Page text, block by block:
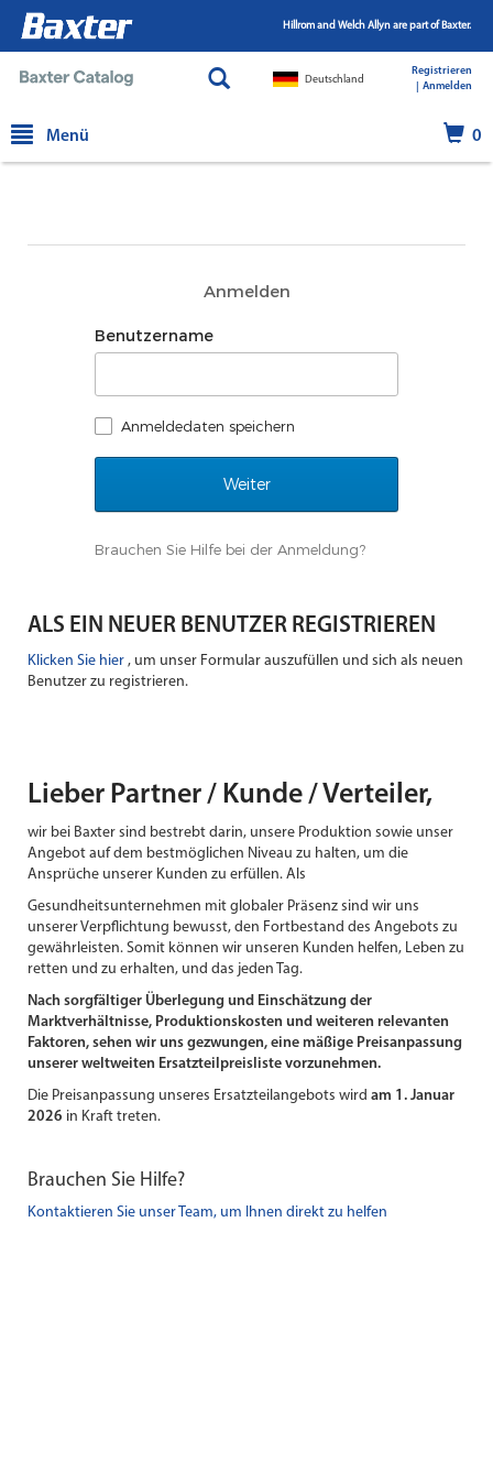
Hillrom and Welch Allyn are part of Baxter.
Deutschland
Registrieren
Anmelden
Menü 0
Anmelden
Benutzername
Anmeldedaten speichern
Brauchen Sie Hilfe bei der Anmeldung?
ALS EIN NEUER BENUTZER REGISTRIEREN
Klicken Sie hier , um unser Formular auszufüllen und sich als neuen
Benutzer zu registrieren.
Lieber Partner / Kunde / Verteiler,
wir bei Baxter sind bestrebt darin, unsere Produktion sowie unser
Angebot auf dem bestmöglichen Niveau zu halten, um die
Ansprüche unserer Kunden zu erfüllen. Als
Gesundheitsunternehmen mit globaler Präsenz sind wir uns
unserer Verpflichtung bewusst, den Fortbestand des Angebots zu
gewährleisten. Somit können wir unseren Kunden helfen, Leben zu
retten und zu erhalten, und das jeden Tag.
Nach sorgfältiger Überlegung und Einschätzung der
Marktverhältnisse, Produktionskosten und weiteren relevanten
Faktoren, sehen wir uns gezwungen, eine mäßige Preisanpassung
unserer weltweiten Ersatzteilpreisliste vorzunehmen.
Die Preisanpassung unseres Ersatzteilangebots wird am 1. Januar
2026 in Kraft treten.
Brauchen Sie Hilfe?
Kontaktieren Sie unser Team, um Ihnen direkt zu helfen